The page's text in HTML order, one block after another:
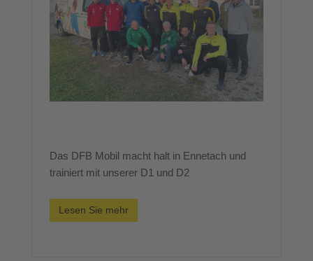
Das DFB Mobil macht halt in Ennetach und
trainiert mit unserer D1 und D2
Lesen Sie mehr